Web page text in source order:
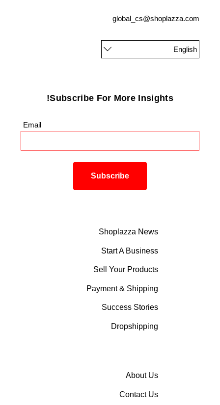
global_cs@shoplazza.com
English
Subscribe For More Insights!
Email
Shoplazza News
Start A Business
Sell Your Products
Payment & Shipping
Success Stories
Dropshipping
About Us
Contact Us